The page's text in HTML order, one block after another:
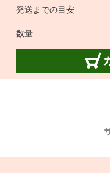
発送までの目安
数量